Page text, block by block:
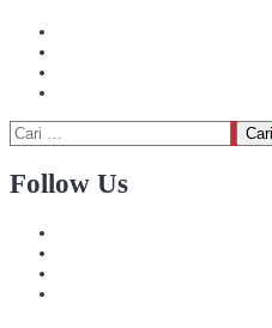
Cari
untuk:
Follow Us